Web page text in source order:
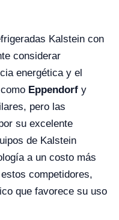
Kalstein con
considerar
energética y el
Eppendorf y
pero las
su excelente
de Kalstein
a un costo más
competidores,
que favorece su uso